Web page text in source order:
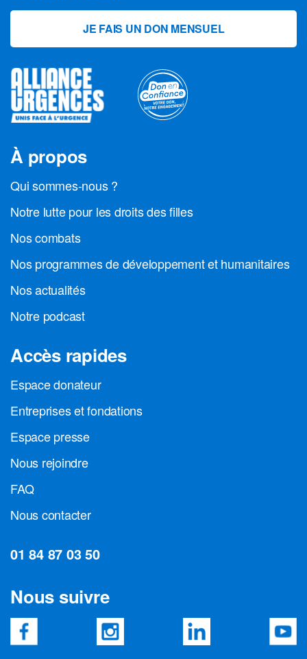
JE FAIS UN DON MENSUEL
À propos
Qui sommes-nous ?
Notre lutte pour les droits des filles
Nos combats
Nos programmes de développement et humanitaires
Nos actualités
Notre podcast
Accès rapides
Espace donateur
Entreprises et fondations
Espace presse
Nous rejoindre
FAQ
Nous contacter
01 84 87 03 50
Nous suivre